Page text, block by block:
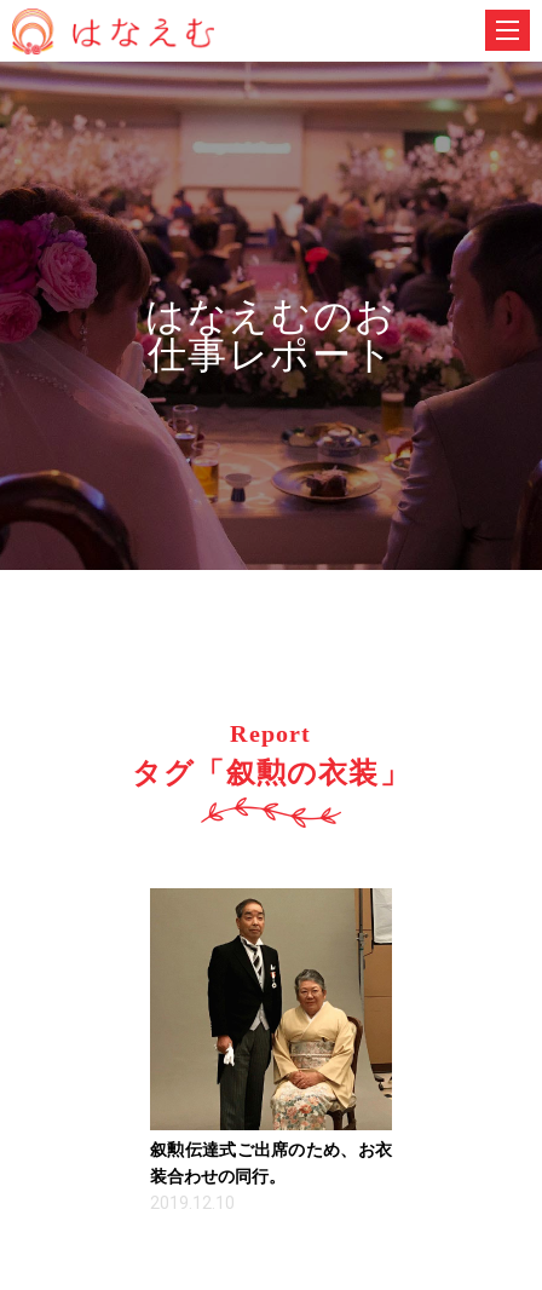
はなえむのお
仕事レポート
Report
タグ「叙勲の衣装」
叙勲伝達式ご出席のため、お衣
装合わせの同行。
2019.12.10